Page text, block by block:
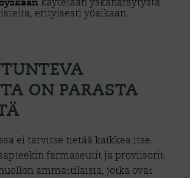
erityisesti yöaikaan.
ON PARASTA
ei tarvitse tietää kaikkea itse.
farmaseutit ja proviisorit
ammattilaisia, jotka ovat